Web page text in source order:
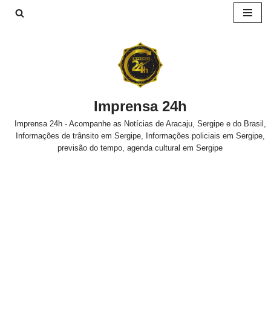
Imprensa 24h
Imprensa 24h - Acompanhe as Notícias de Aracaju, Sergipe e do Brasil,
Informações de trânsito em Sergipe, Informações policiais em Sergipe,
previsão do tempo, agenda cultural em Sergipe